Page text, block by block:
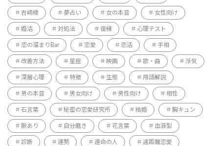
吉崎綾 夢占い 女の本音 女性向け
婚活 対処法 復縁 心理テスト
恋の溜まりBar 恋愛 恋活 手相
改善方法 星座 映画 歌・曲 浮気
深層心理 特徴 生態 用語解説
男の本音 男女向け 男性向け 相性
石言葉 秘密の恋愛研究所 結婚 胸キュン
脈あり 自分磨き 花言葉 血液型
診断 運勢 運命の人 遠距離恋愛